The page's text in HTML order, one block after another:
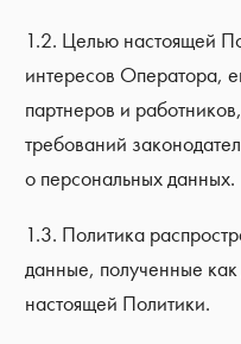
1.2. Целью настоящей
интересов Оператора,
партнеров и
требований
о персональных данных.
1.3. Политика
данные, полученные
настоящей Политики.